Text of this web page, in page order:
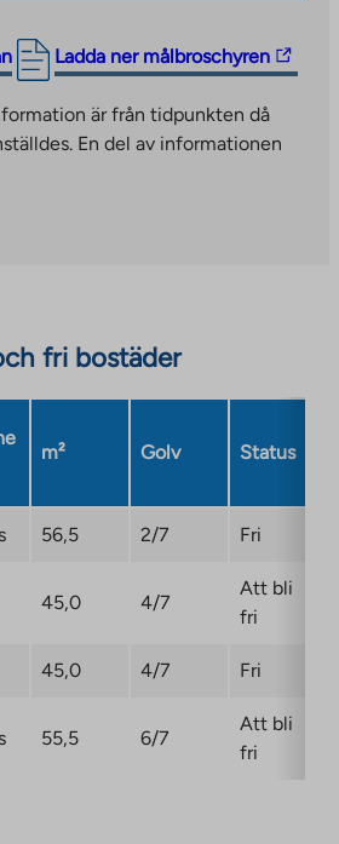
Ladda ner målbroschyren
The
link
takes
you
in
a
new
är från tidpunkten då
En del av informationen
fri bostäder
m² Golv Status
56,5 2/7 Fri
45,0 4/7
Att bli
fri
45,0 4/7 Fri
55,5 6/7
Att bli
fri